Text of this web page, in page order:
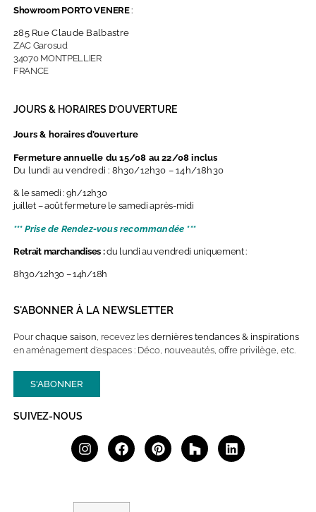
Showroom PORTO VENERE:
285 Rue Claude Balbastre
ZAC Garosud
34070 MONTPELLIER
FRANCE
JOURS & HORAIRES D’OUVERTURE
Jours & horaires d’ouverture
Fermeture annuelle du 15/08 au 22/08 inclus
Du lundi au vendredi : 8h30/12h30 – 14h/18h30
& le samedi : 9h/12h30
juillet – août fermeture le samedi après-midi
*** Prise de Rendez-vous recommandée ***
Retrait marchandises :du lundi au vendredi uniquement :
8h30/12h30 – 14h/18h
S'ABONNER À LA NEWSLETTER
Pourchaque saison , recevez les dernières tendances & inspirations
en aménagement d’espaces : Déco, nouveautés, offre privilège, etc.
S'ABONNER
SUIVEZ-NOUS